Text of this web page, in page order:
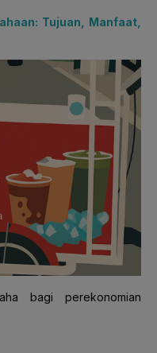
Tujuan, Manfaat,
bagi perekonomian